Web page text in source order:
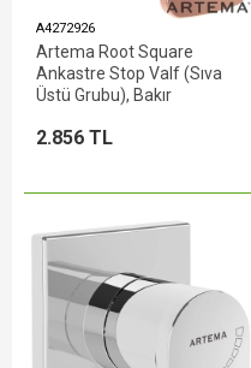
A4272926
Artema Root Square
Ankastre Stop Valf (Sıva
Üstü Grubu), Bakır
2.856 TL